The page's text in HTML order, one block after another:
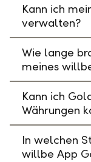
Kann ich
verwalten?
Wie lange
meines
Kann ich
Währungen
In welchen
willbe App